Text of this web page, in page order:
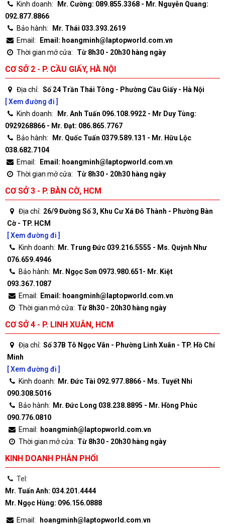
Kinh doanh:
Mr. Cường: 089.855.3368 - Mr. Nguyễn Quang:
092.877.8866
Bảo hành:
Mr. Thái 033.393.2619
Email:
Email: hoangminh@laptopworld.com.vn
Thời gian mở cửa:
Từ 8h30 - 20h30 hàng ngày
CƠ SỞ 2 - P. CẦU GIẤY, HÀ NỘI
Địa chỉ: Số 24 Trần Thái Tông - Phường Cầu Giấy - Hà Nội
[ Xem đường đi ]
Kinh doanh:
Mr. Anh Tuấn 096.108.9922 - Mr Duy Tùng:
0929268866 - Mr. Đạt: 086.865.7767
Bảo hành:
Mr. Quốc Tuấn 0379.589.131 - Mr. Hữu Lộc
038.682.7104
Email:
Email: hoangminh@laptopworld.com.vn
Thời gian mở cửa:
Từ 8h30 - 20h30 hàng ngày
CƠ SỞ 3 - P. BÀN CỜ, HCM
Địa chỉ: 26/9 Đường Số 3, Khu Cư Xá Đô Thành - Phường Bàn
Cờ - TP. HCM
[ Xem đường đi ]
Kinh doanh: Mr. Trung Đức 039.216.5555 - Ms. Quỳnh Như
076.659.4946
Bảo hành: Mr. Ngọc Sơn 0973.980.651- Mr. Kiệt
093.367.1087
Email: Email: hoangminh@laptopworld.com.vn
Thời gian mở cửa: Từ 8h30 - 20h30 hàng ngày
CƠ SỞ 4 - P. LINH XUÂN, HCM
Địa chỉ: Số 37B Tô Ngọc Vân - Phường Linh Xuân - TP. Hồ Chí
Minh
[ Xem đường đi ]
Kinh doanh: Mr. Đức Tài 092.977.8866 - Ms. Tuyết Nhi
090.308.5016
Bảo hành: Mr. Đức Long 038.238.8895 - Mr. Hồng Phúc
090.776.0810
Email: hoangminh@laptopworld.com.vn
Thời gian mở cửa: Từ 8h30 - 20h30 hàng ngày
KINH DOANH PHÂN PHỐI
Tel:
Mr. Tuấn Anh: 034.201.4444
Mr. Ngọc Hùng: 096.156.0888
Email: hoangminh@laptopworld.com.vn